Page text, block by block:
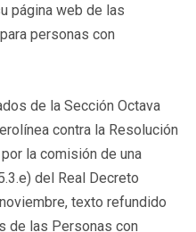
página web de las
personas con
de la Sección Octava
contra la Resolución
la comisión de una
del Real Decreto
texto refundido
de las Personas con